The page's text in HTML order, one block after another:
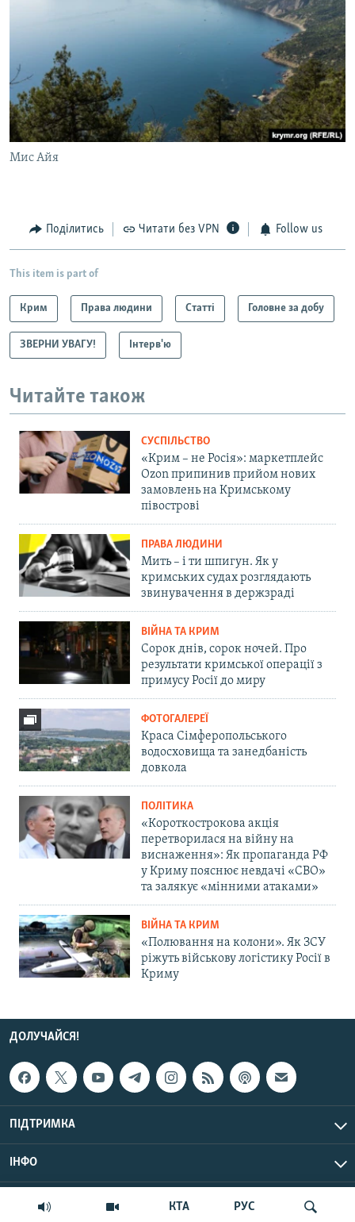
КТА РУС
Мис Айя
Поділитись Читати без VPN Follow us
This item is part of
Крим Права людини Статті Головне за добу
ЗВЕРНИ УВАГУ! Інтерв'ю
Читайте також
СУСПІЛЬСТВО
«Крим – не Росія»: маркетплейс
Ozon припинив прийом нових
замовлень на Кримському
півострові
ПРАВА ЛЮДИНИ
Мить – і ти шпигун. Як у
кримських судах розглядають
звинувачення в держзраді
ВІЙНА ТА КРИМ
Сорок днів, сорок ночей. Про
результати кримської операції з
примусу Росії до миру
ФОТОГАЛЕРЕЇ
Краса Сімферопольського
водосховища та занедбаність
довкола
ПОЛІТИКА
«Короткострокова акція
перетворилася на війну на
виснаження»: Як пропаганда РФ
у Криму пояснює невдачі «СВО»
та залякує «мінними атаками»
ВІЙНА ТА КРИМ
«Полювання на колони». Як ЗСУ
ріжуть військову логістику Росії в
Криму
ДОЛУЧАЙСЯ!
ПІДТРИМКА
ІНФО
© Крим.Реалії, 2026 | Усі права застережено.